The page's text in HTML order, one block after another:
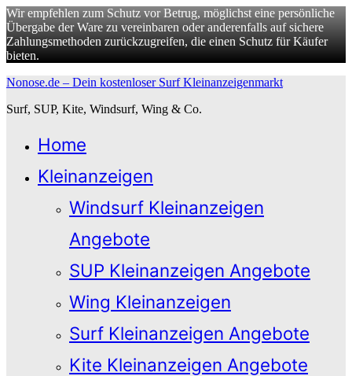
Wir empfehlen zum Schutz vor Betrug, möglichst eine persönliche
Übergabe der Ware zu vereinbaren oder anderenfalls auf sichere
Zahlungsmethoden zurückzugreifen, die einen Schutz für Käufer
bieten.
Zum
springen
Nonose.de – Dein kostenloser Surf Kleinanzeigenmarkt
Surf, SUP, Kite, Windsurf, Wing & Co.
Home
Kleinanzeigen
Windsurf Kleinanzeigen
Angebote
SUP Kleinanzeigen Angebote
Wing Kleinanzeigen
Surf Kleinanzeigen Angebote
Kite Kleinanzeigen Angebote